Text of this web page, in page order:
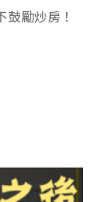
勵炒房！